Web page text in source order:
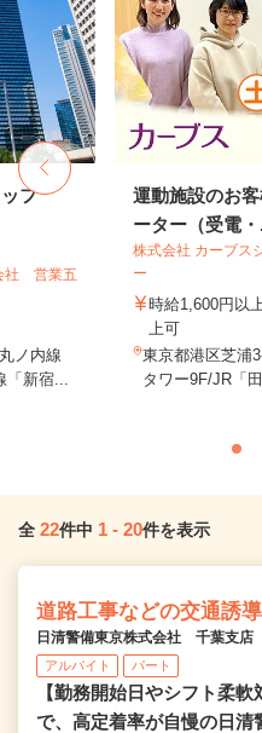
フ
社 営業五
ノ内線
新宿...
運動施設のお
ーター（受電
株式会社 カーブス
ー
時給1,600円
上可
東京都港区芝浦
タワー9F/JR「
全 22件中 1 - 20件を表示
道路工事などの交通誘
日清警備東京株式会社 千葉支店
アルバイト パート
【勤務開始日やシフト柔
で、高定着率が自慢の日